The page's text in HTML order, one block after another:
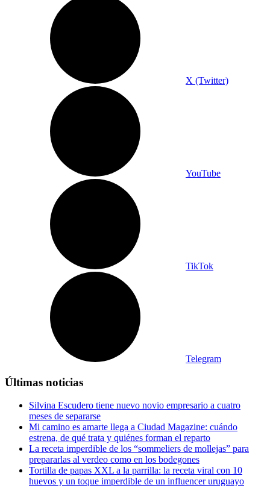
X (Twitter)
YouTube
TikTok
Telegram
Últimas noticias
Silvina Escudero tiene nuevo novio empresario a cuatro
meses de separarse
Mi camino es amarte llega a Ciudad Magazine: cuándo
estrena, de qué trata y quiénes forman el reparto
La receta imperdible de los “sommeliers de mollejas” para
prepararlas al verdeo como en los bodegones
Tortilla de papas XXL a la parrilla: la receta viral con 10
huevos y un toque imperdible de un influencer uruguayo